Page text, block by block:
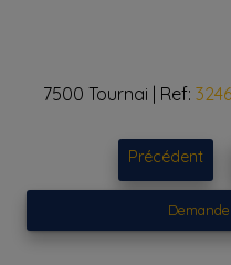
7500 Tournai | Ref: 3246
Précédent